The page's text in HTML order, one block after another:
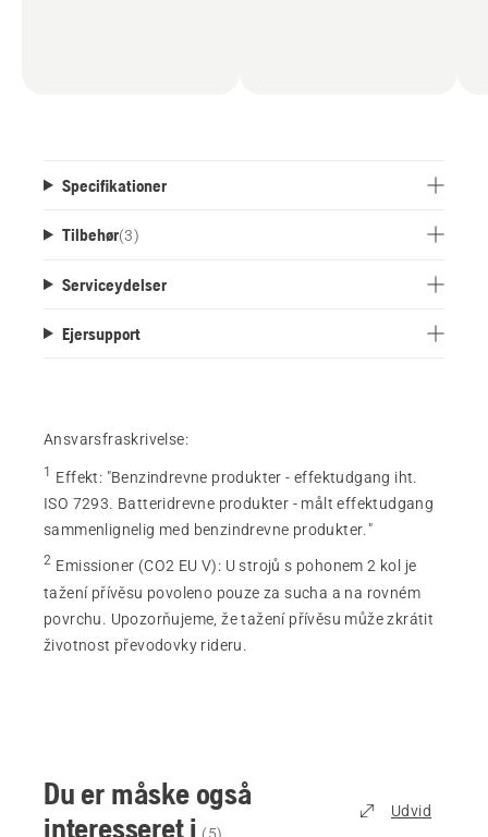
Specifikationer
Tilbehør(3)
Serviceydelser
Ejersupport
Ansvarsfraskrivelse:
1 Effekt: "Benzindrevne produkter - effektudgang iht.
ISO 7293. Batteridrevne produkter - målt effektudgang
sammenlignelig med benzindrevne produkter."
2 Emissioner (CO2 EU V): U strojů s pohonem 2 kol je
tažení přívěsu povoleno pouze za sucha a na rovném
povrchu. Upozorňujeme, že tažení přívěsu může zkrátit
životnost převodovky rideru.
Du er måske også
interesseret i (5)
Udvid